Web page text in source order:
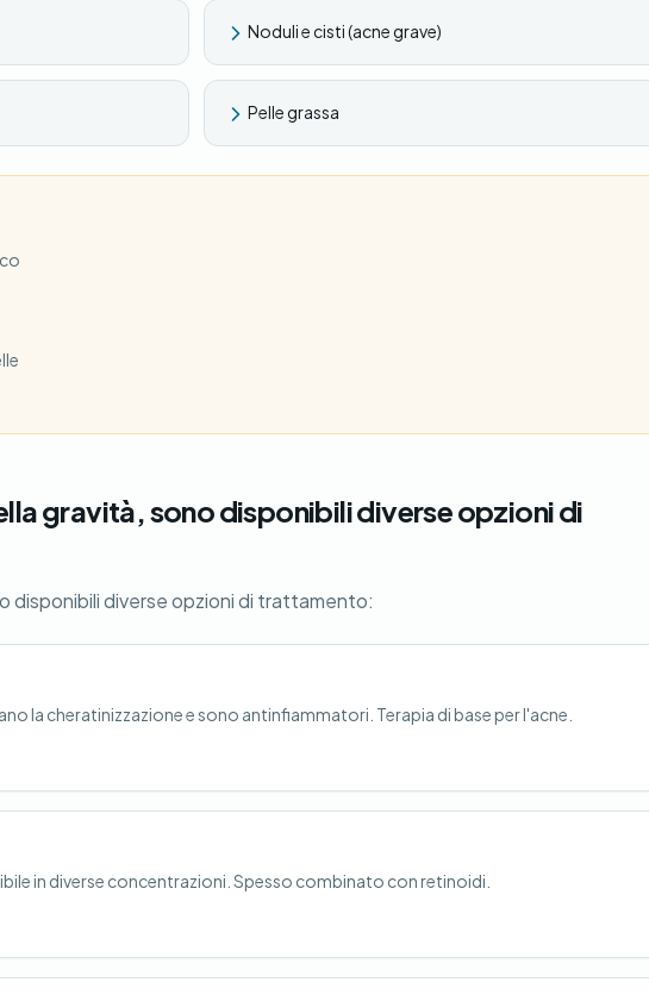
Noduli e cisti (acne grave)
Pelle grassa
gravità, sono disponibili diverse opzioni di
disponibili diverse opzioni di trattamento:
la cheratinizzazione e sono antinfiammatori. Terapia di base per l'acne.
in diverse concentrazioni. Spesso combinato con retinoidi.